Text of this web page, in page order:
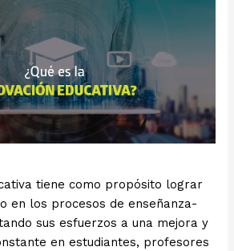
tiene como propósito lograr
en los procesos de enseñanza-
sus esfuerzos a una mejora y
en estudiantes, profesores